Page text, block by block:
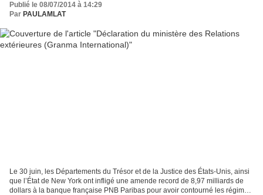
Publié le 08/07/2014 à 14:29
Par PAULAMLAT
Le 30 juin, les Départements du Trésor et de la Justice des États-Unis, ainsi
que l’État de New York ont infligé une amende record de 8,97 milliards de
dollars à la banque française PNB Paribas pour avoir contourné les régimes